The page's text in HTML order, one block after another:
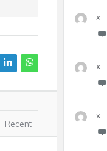
Recent
x
x
x